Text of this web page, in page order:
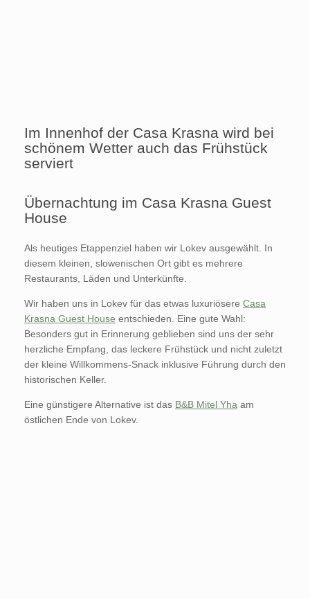
Im Innenhof der Casa Krasna wird bei
schönem Wetter auch das Frühstück
serviert
Übernachtung im Casa Krasna Guest
House
Als heutiges Etappenziel haben wir Lokev ausgewählt. In
diesem kleinen, slowenischen Ort gibt es mehrere
Restaurants, Läden und Unterkünfte.
Wir haben uns in Lokev für das etwas luxuriösere Casa
Krasna Guest House entschieden. Eine gute Wahl:
Besonders gut in Erinnerung geblieben sind uns der sehr
herzliche Empfang, das leckere Frühstück und nicht zuletzt
der kleine Willkommens-Snack inklusive Führung durch den
historischen Keller.
Eine günstigere Alternative ist das B&B Mitel Yha am
östlichen Ende von Lokev.